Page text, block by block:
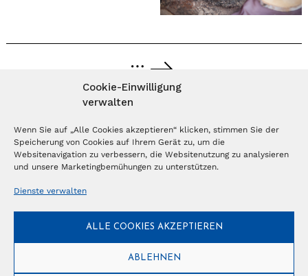
Cookie-Einwilligung
verwalten
Wenn Sie auf „Alle Cookies akzeptieren“ klicken, stimmen Sie der
Speicherung von Cookies auf Ihrem Gerät zu, um die
Websitenavigation zu verbessern, die Websitenutzung zu analysieren
und unsere Marketingbemühungen zu unterstützen.
Dienste verwalten
ALLE COOKIES AKZEPTIEREN
ABLEHNEN
…
MAGAZIN ABONNIEREN
Abonnieren
NEWSLETTER
Anmelden